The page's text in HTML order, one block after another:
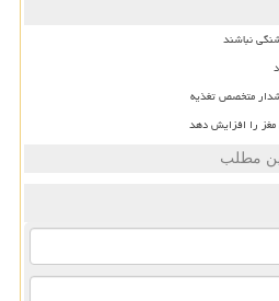
نباشند
متخصص تغذیه
مطلب